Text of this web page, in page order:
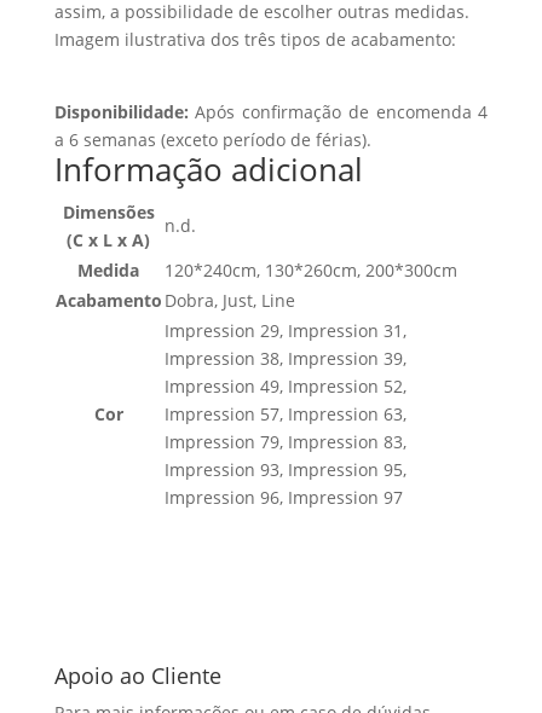
assim, a possibilidade de escolher outras medidas.
Imagem ilustrativa dos três tipos de acabamento:
Disponibilidade: Após confirmação de encomenda 4
a 6 semanas (exceto período de férias).
Informação adicional
Dimensões
(C x L x A)
n.d.
Medida
120*240cm, 130*260cm, 200*300cm
Acabamento Dobra, Just, Line
Cor
Impression 29, Impression 31,
Impression 38, Impression 39,
Impression 49, Impression 52,
Impression 57, Impression 63,
Impression 79, Impression 83,
Impression 93, Impression 95,
Impression 96, Impression 97
Apoio ao Cliente